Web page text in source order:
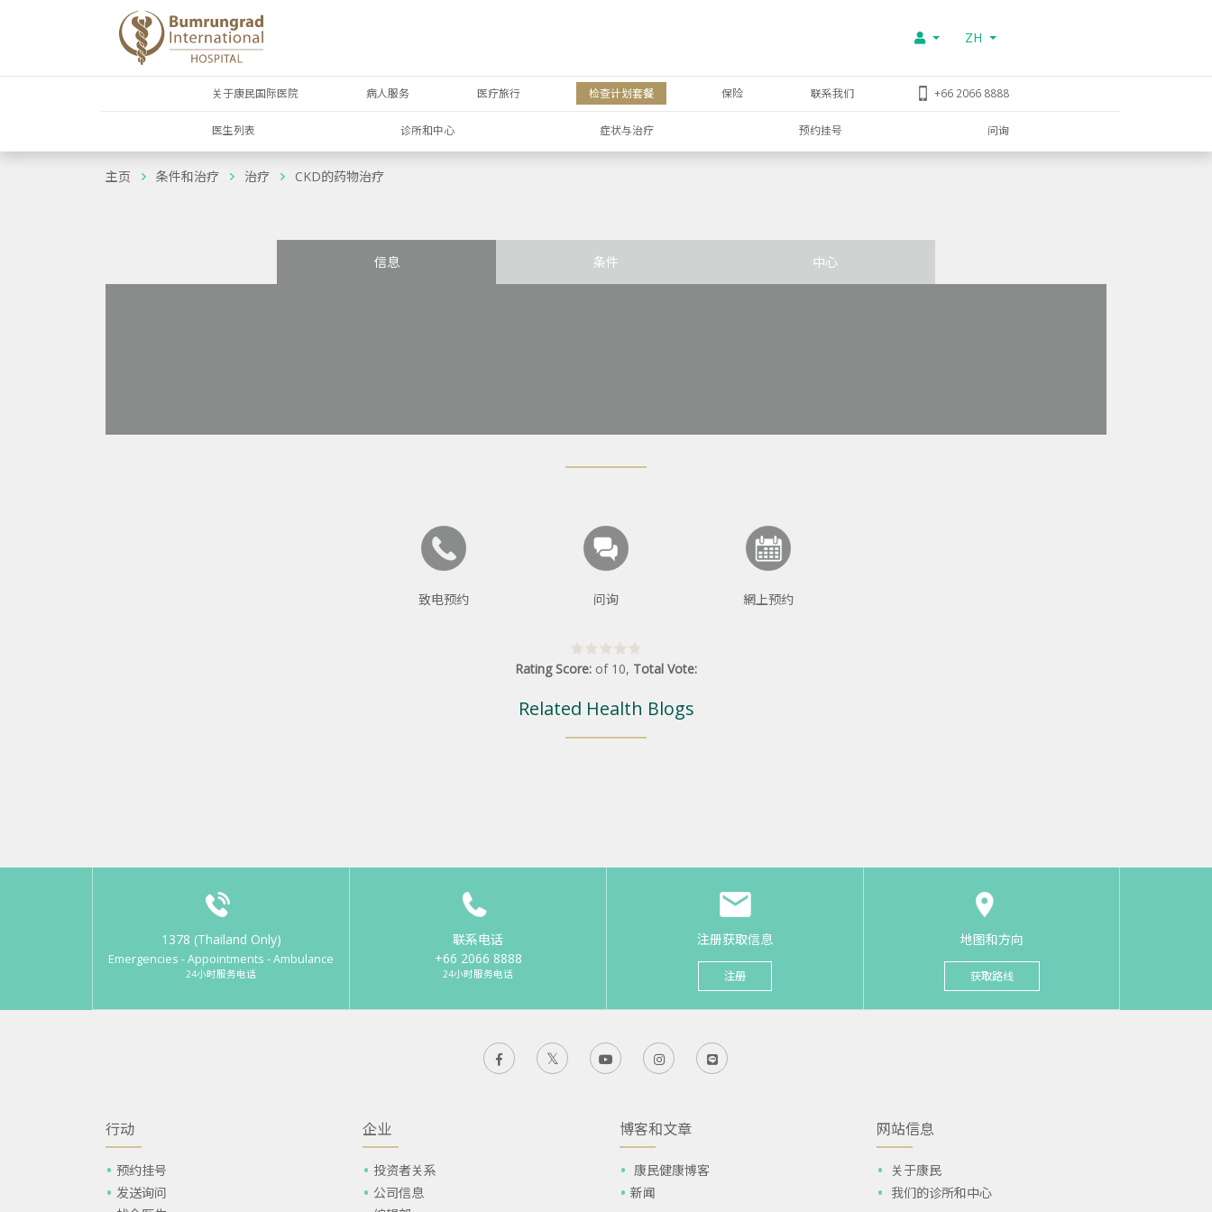
ZH
关于康民国际医院 病人服务 医疗旅行 检查计划套餐 保险 联系我们 +66 2066 8888
医生列表 诊所和中心 症状与治疗 预约挂号 问询
主页 条件和治疗 治疗 CKD的药物治疗
信息 条件 中心
致电预约 问询 網上预约
Rating Score: of 10, Total Vote:
Related Health Blogs
1378 (Thailand Only)
Emergencies - Appointments - Ambulance
24小时服务电话
联系电话
+66 2066 8888
24小时服务电话
注册获取信息
注册
地图和方向
获取路线
行动
预约挂号
发送询问
企业
投资者关系
公司信息
博客和文章
康民健康博客
新闻
网站信息
关于康民
我们的诊所和中心